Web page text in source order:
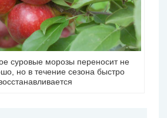
суровые морозы переносит не
но в течение сезона быстро